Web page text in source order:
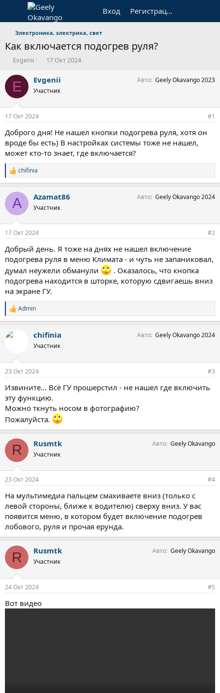
Вход Регистрация
Электроника, электрика, свет
Как включается подогрев руля?
А
т
о
т
е
м
ы
Evgenii
Д
т
а
н
а
л
17 Окт 2024
E Evgenii
Участник
Авто Geely Okavango 2023
17 Окт 2024 #1
Доброго дня! Не нашел кнопки подогрева руля, хотя он
вроде бы есть) В настройках системы тоже не нашел,
может кто-то знает, где включается?
С
и
п
т
:
chifinia
A Azamat86
Участник
Авто Geely Okavango 2024
17 Окт 2024 #2
Добрый день. Я тоже на днях не нашел включение
подогрева руля в меню Климата - и чуть не запаниковал,
думал неужели обманули
. Оказалось, что кнопка
подогрева находится в шторке, которую сдвигаешь вниз
на экране ГУ.
С
и
п
:
Admin
chifinia
Участник
Авто Geely Okavango 2024
23 Окт 2024 #3
Извините... Всё ГУ прошерстил - не нашел где включить
эту функцию.
Можно ткнуть носом в фотографию?
Пожалуйста.
R Rusmtk
Участник
Авто Geely Okavango
23 Окт 2024 #4
На мультимедиа пальцем смахиваете вниз (только с
левой стороны, ближе к водителю) сверху вниз. У вас
появится меню, в котором будет включение подогрев
лобового, руля и прочая ерунда.
R Rusmtk
Участник
Авто Geely Okavango
24 Окт 2024 #5
Вот видео